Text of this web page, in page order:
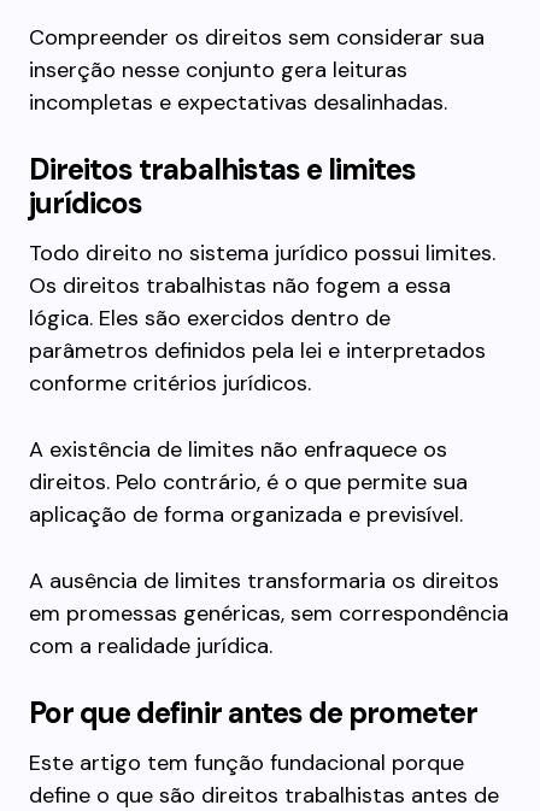
Compreender os direitos sem considerar sua
inserção nesse conjunto gera leituras
incompletas e expectativas desalinhadas.
Direitos trabalhistas e limites
jurídicos
Todo direito no sistema jurídico possui limites.
Os direitos trabalhistas não fogem a essa
lógica. Eles são exercidos dentro de
parâmetros definidos pela lei e interpretados
conforme critérios jurídicos.
A existência de limites não enfraquece os
direitos. Pelo contrário, é o que permite sua
aplicação de forma organizada e previsível.
A ausência de limites transformaria os direitos
em promessas genéricas, sem correspondência
com a realidade jurídica.
Por que definir antes de prometer
Este artigo tem função fundacional porque
define o que são direitos trabalhistas antes de